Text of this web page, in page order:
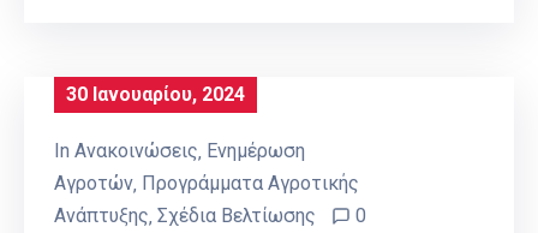
30 Ιανουαρίου, 2024
In Ανακοινώσεις Ενημέρωση
Αγροτών Προγράμματα Αγροτικής
Ανάπτυξης Σχέδια Βελτίωσης 0